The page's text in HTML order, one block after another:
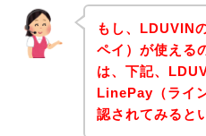
もし、LDUVIN
ペイ）が使える
は、下記、
LinePay（ライ
認されてみると